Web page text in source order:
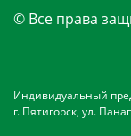
© Все права
Индивидуальный
г. Пятигорск, ул.